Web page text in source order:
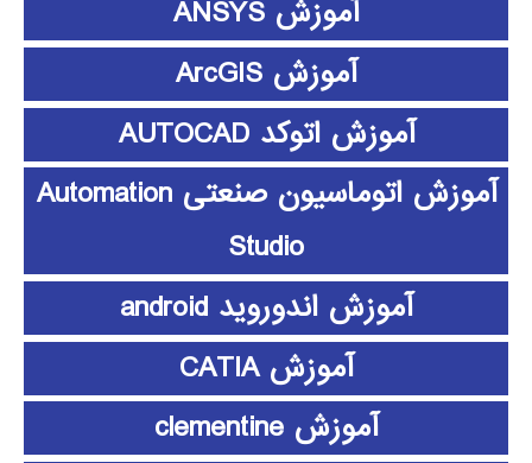
آموزش ANSYS
آموزش ArcGIS
آموزش اتوکد AUTOCAD
آموزش اتوماسیون صنعتی Automation
Studio
آموزش اندوروید android
آموزش CATIA
آموزش clementine